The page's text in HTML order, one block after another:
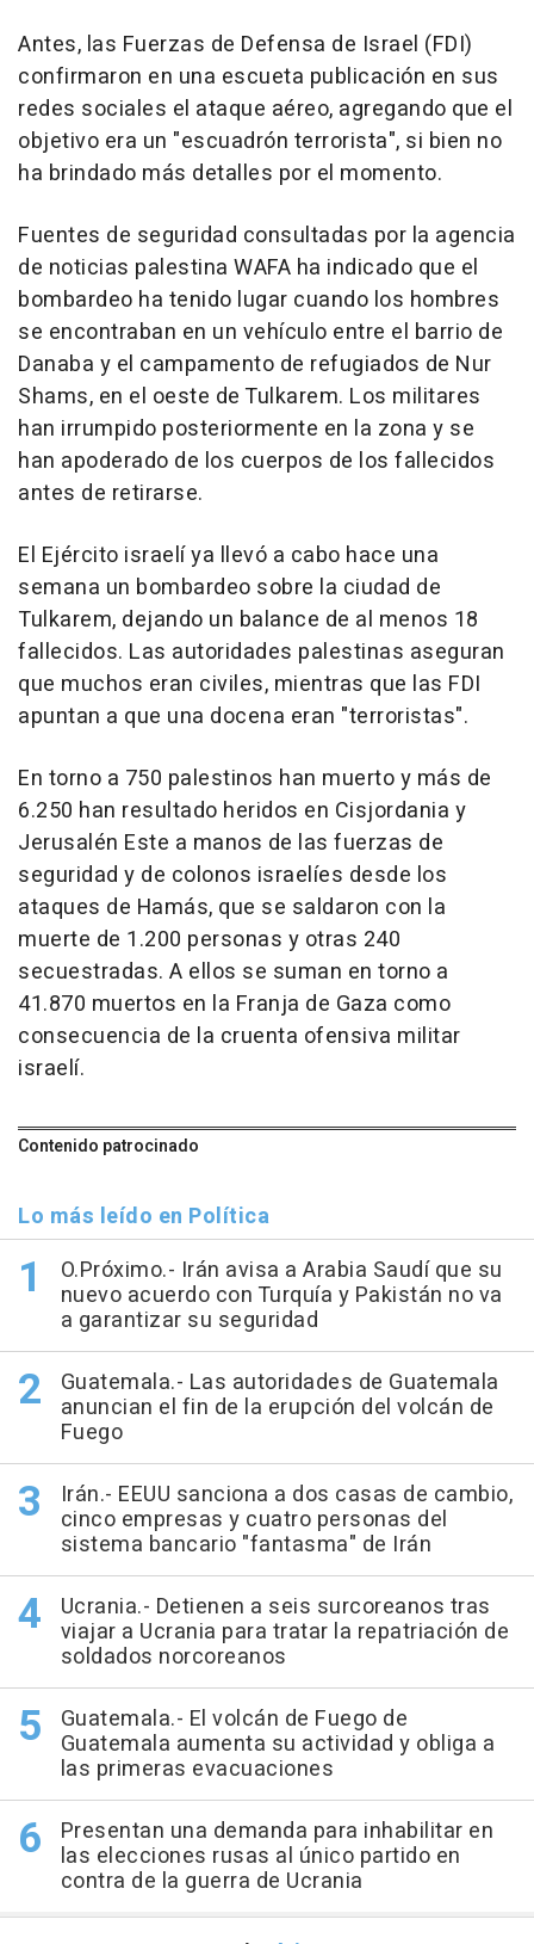
Antes, las Fuerzas de Defensa de Israel (FDI)
confirmaron en una escueta publicación en sus
redes sociales el ataque aéreo, agregando que el
objetivo era un "escuadrón terrorista", si bien no
ha brindado más detalles por el momento.
Fuentes de seguridad consultadas por la agencia
de noticias palestina WAFA ha indicado que el
bombardeo ha tenido lugar cuando los hombres
se encontraban en un vehículo entre el barrio de
Danaba y el campamento de refugiados de Nur
Shams, en el oeste de Tulkarem. Los militares
han irrumpido posteriormente en la zona y se
han apoderado de los cuerpos de los fallecidos
antes de retirarse.
El Ejército israelí ya llevó a cabo hace una
semana un bombardeo sobre la ciudad de
Tulkarem, dejando un balance de al menos 18
fallecidos. Las autoridades palestinas aseguran
que muchos eran civiles, mientras que las FDI
apuntan a que una docena eran "terroristas".
En torno a 750 palestinos han muerto y más de
6.250 han resultado heridos en Cisjordania y
Jerusalén Este a manos de las fuerzas de
seguridad y de colonos israelíes desde los
ataques de Hamás, que se saldaron con la
muerte de 1.200 personas y otras 240
secuestradas. A ellos se suman en torno a
41.870 muertos en la Franja de Gaza como
consecuencia de la cruenta ofensiva militar
israelí.
Contenido patrocinado
Lo más leído en Política
O.Próximo.- Irán avisa a Arabia Saudí que su
nuevo acuerdo con Turquía y Pakistán no va
a garantizar su seguridad
Guatemala.- Las autoridades de Guatemala
anuncian el fin de la erupción del volcán de
Fuego
Irán.- EEUU sanciona a dos casas de cambio,
cinco empresas y cuatro personas del
sistema bancario "fantasma" de Irán
Ucrania.- Detienen a seis surcoreanos tras
viajar a Ucrania para tratar la repatriación de
soldados norcoreanos
Guatemala.- El volcán de Fuego de
Guatemala aumenta su actividad y obliga a
las primeras evacuaciones
Presentan una demanda para inhabilitar en
las elecciones rusas al único partido en
contra de la guerra de Ucrania